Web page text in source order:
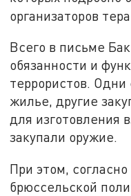
организаторов
Всего в письме
обязанности и
террористов.
жилье, другие
для изготовления
закупали оружие.
При этом,
брюссельской